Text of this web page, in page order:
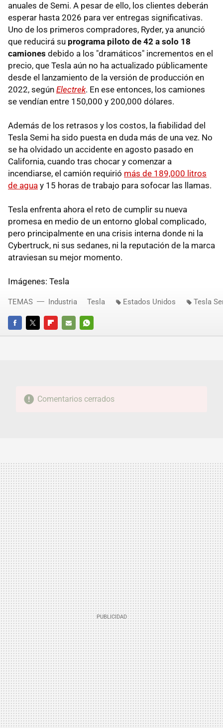
anuales de Semi. A pesar de ello, los clientes deberán
esperar hasta 2026 para ver entregas significativas.
Uno de los primeros compradores, Ryder, ya anunció
que reducirá su programa piloto de 42 a solo 18
camiones debido a los "dramáticos" incrementos en el
precio, que Tesla aún no ha actualizado públicamente
desde el lanzamiento de la versión de producción en
2022, según Electrek. En ese entonces, los camiones
se vendían entre 150,000 y 200,000 dólares.
Además de los retrasos y los costos, la fiabilidad del
Tesla Semi ha sido puesta en duda más de una vez. No
se ha olvidado un accidente en agosto pasado en
California, cuando tras chocar y comenzar a
incendiarse, el camión requirió más de 189,000 litros
de agua y 15 horas de trabajo para sofocar las llamas.
Tesla enfrenta ahora el reto de cumplir su nueva
promesa en medio de un entorno global complicado,
pero principalmente en una crisis interna donde ni la
Cybertruck, ni sus sedanes, ni la reputación de la marca
atraviesan su mejor momento.
Imágenes: Tesla
FACEBOOKTWITTERFLIPBOARD
E-
WHATSAPP
TEMAS Industria Tesla Estados Unidos Tesla
Comentarios cerrados